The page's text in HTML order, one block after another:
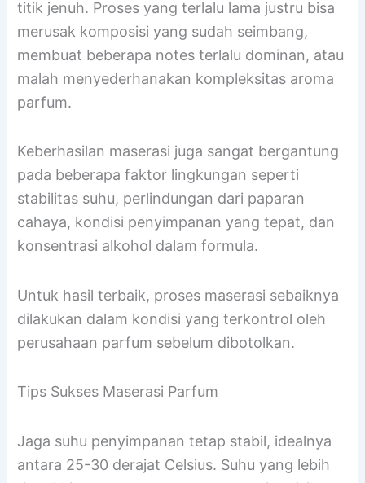
menonjol selama proses berlangsung.
Penting untuk diingat bahwa maserasi memiliki
titik jenuh. Proses yang terlalu lama justru bisa
merusak komposisi yang sudah seimbang,
malah menyederhanakan kompleksitas aroma
parfum.
Keberhasilan maserasi juga sangat bergantung
pada beberapa faktor lingkungan seperti
cahaya, kondisi penyimpanan yang tepat, dan
konsentrasi alkohol dalam formula.
dilakukan dalam kondisi yang terkontrol oleh
Tips Sukses Maserasi Parfum